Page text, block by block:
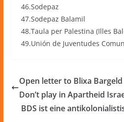
46.Sodepaz
47.Sodepaz Balamil
48.Taula per Palestina (Illes
49.Unión de Juventudes
Open letter to Blixa
Don’t play in Apartheid
BDS ist eine